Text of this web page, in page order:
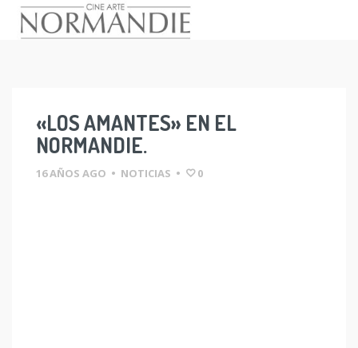
«LOS AMANTES» EN EL
NORMANDIE.
16 AÑOS AGO • NOTICIAS • 0